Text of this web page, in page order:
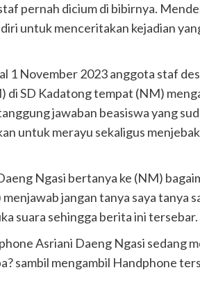
pernah dicium di bibirnya.
untuk menceritakan kejadian
1 November 2023 anggota staf
di SD Kadatong tempat (NM)
jawaban beasiswa yang
untuk merayu sekaligus
Ngasi bertanya ke (NM)
menjawab jangan tanya saya tanya
suara sehingga berita ini tersebar.
Asriani Daeng Ngasi sedang
sambil mengambil Handphone